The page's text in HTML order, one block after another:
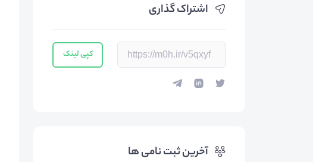
اشتراک گذاری
کپی لینک
آخرین ثبت نامی ها